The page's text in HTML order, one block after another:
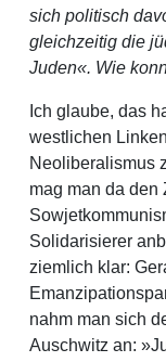
sich politisch
gleichzeitig die
Juden«. Wie
Ich glaube, das
westlichen
Neoliberalismus
mag man da den
Solidarisierer
ziemlich klar:
nahm man sich
Auschwitz an: